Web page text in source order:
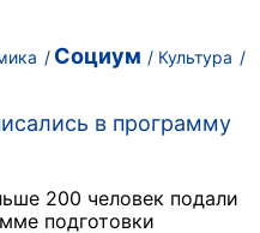
Социум
Культура
в программу
200 человек подали
подготовки